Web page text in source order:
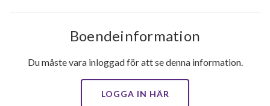
Boendeinformation
Du måste vara inloggad för att se denna information.
LOGGA IN HÄR